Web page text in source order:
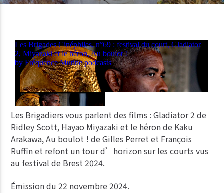
Les Brigadiers vous parlent des films : Gladiator 2 de
Ridley Scott, Hayao Miyazaki et le héron de Kaku
Arakawa, Au boulot ! de Gilles Perret et François
Ruffin et refont un tour d’horizon sur les courts vus
au festival de Brest 2024.
Émission du 22 novembre 2024.